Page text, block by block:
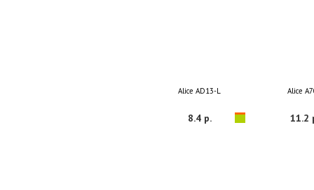
Alice AD13-L
8.4 р.
Alice
11.2